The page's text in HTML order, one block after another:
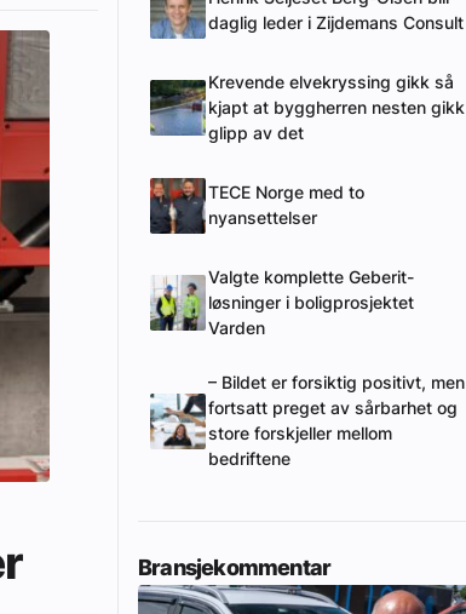
daglig leder i Zijdemans Consult
Krevende elvekryssing gikk så
kjapt at byggherren nesten gikk
glipp av det
TECE Norge med to
nyansettelser
Valgte komplette Geberit-
løsninger i boligprosjektet
Varden
– Bildet er forsiktig positivt, men
fortsatt preget av sårbarhet og
store forskjeller mellom
bedriftene
Bransjekommentar